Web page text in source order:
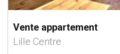
Vente appartement
Lille Centre